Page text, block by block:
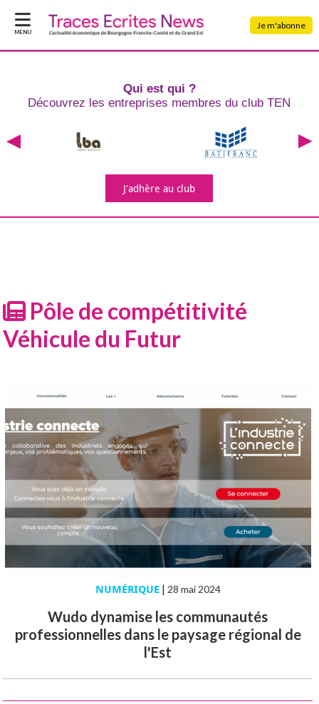
MENU
Je m'abonne
Qui est qui ?
Découvrez les entreprises membres du club TEN
J'adhèreau club
Pôle de compétitivité
Véhicule du Futur
NUMÉRIQUE| 28 mai 2024
Wudo dynamise les communautés
professionnelles dans le paysage régional de
l'Est